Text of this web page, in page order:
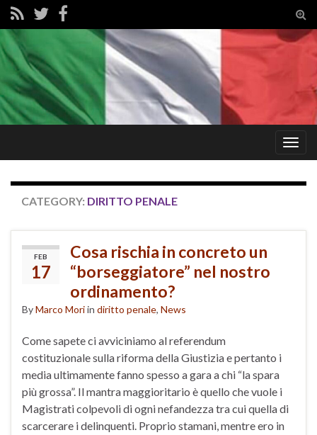
CATEGORY: DIRITTO PENALE
FEB
17
Cosa rischia in concreto un
“borseggiatore” nel nostro
ordinamento?
ByMarco Moriin diritto penale, News
Come sapete ci avviciniamo al referendum
costituzionale sulla riforma della Giustizia e pertanto i
media ultimamente fanno spesso a gara a chi “la spara
più grossa”. Il mantra maggioritario è quello che vuole i
Magistrati colpevoli di ogni nefandezza tra cui quella di
scarcerare i delinquenti. Proprio stamani, mentre ero in